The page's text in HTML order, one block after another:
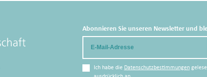
Abonnieren Sie unseren Newsletter und
Ich habe die Datenschutzbestimmungen